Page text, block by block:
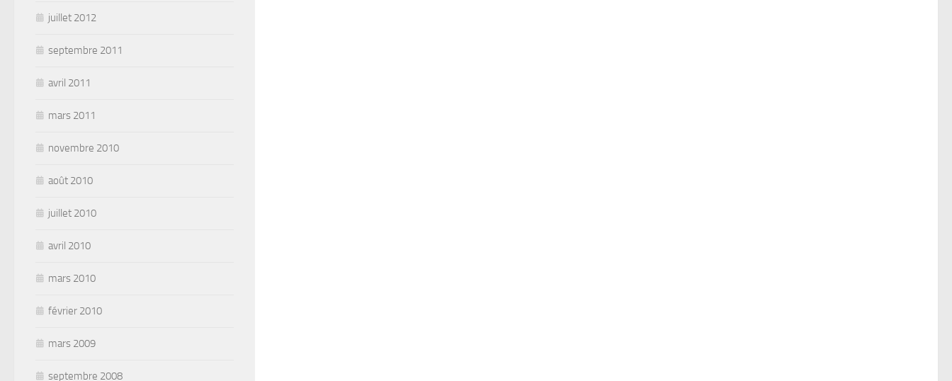
juillet 2012
septembre 2011
avril 2011
mars 2011
novembre 2010
août 2010
juillet 2010
avril 2010
mars 2010
février 2010
mars 2009
septembre 2008